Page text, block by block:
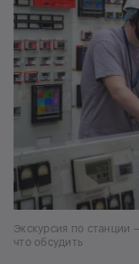
Экскурсия по станции
что обсудить